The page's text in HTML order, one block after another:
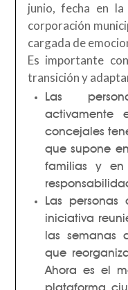
junio, fecha en
corporación
cargada de
Es importante
transición y
Las
activamente
concejales
que supone
familias y en
Las personas
iniciativa
las semanas
que
Ahora es el
plataforma